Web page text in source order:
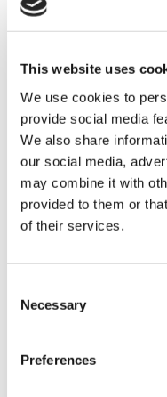
This website uses
We use cookies to
provide social media
We also share
our social media,
may combine it with
provided to them or
of their services.
Selection
Necessary
Preferences
TÜRSAB – Le
Tutti i trattamenti
Chi Siamo
Guida Pre-
Autori & Revisori
Flymedi Programma
Carriere
Blog
Politica di